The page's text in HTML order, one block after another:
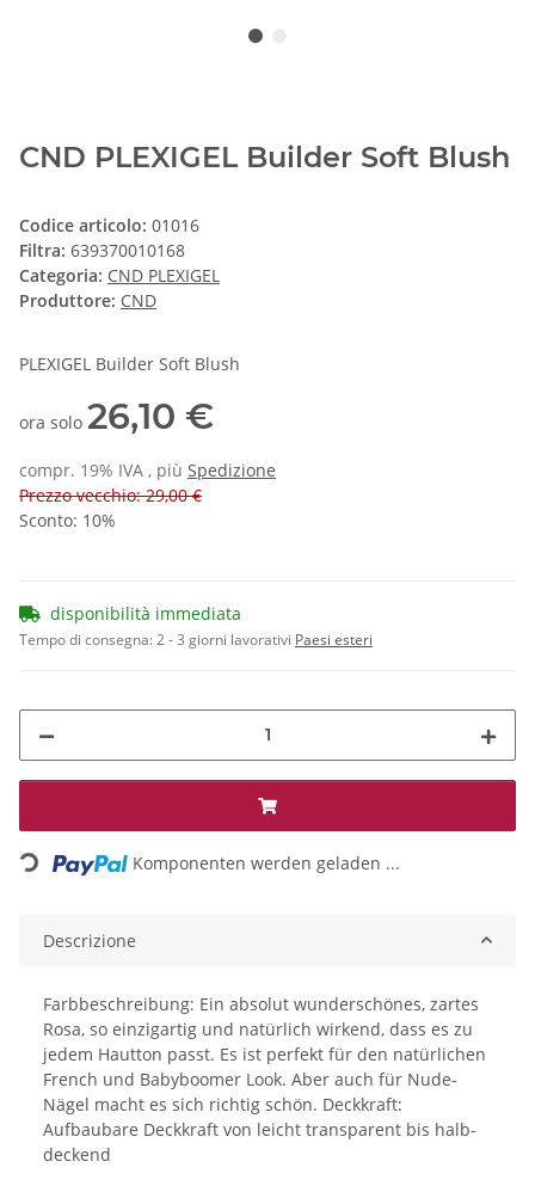
CND PLEXIGEL Builder Soft Blush
Codice articolo: 01016
Filtra: 639370010168
Categoria: CND PLEXIGEL
Produttore: CND
PLEXIGEL Builder Soft Blush
ora solo 26,10 €
compr. 19% IVA , più Spedizione
Prezzo vecchio: 29,00 €
Sconto: 10%
disponibilità immediata
Tempo di consegna:2 - 3 giorni lavorativi Paesi esteri
Loading... Komponenten werden geladen ...
Descrizione
Farbbeschreibung: Ein absolut wunderschönes, zartes
Rosa, so einzigartig und natürlich wirkend, dass es zu
jedem Hautton passt. Es ist perfekt für den natürlichen
French und Babyboomer Look. Aber auch für Nude-
Nägel macht es sich richtig schön. Deckkraft:
Aufbaubare Deckkraft von leicht transparent bis halb-
deckend